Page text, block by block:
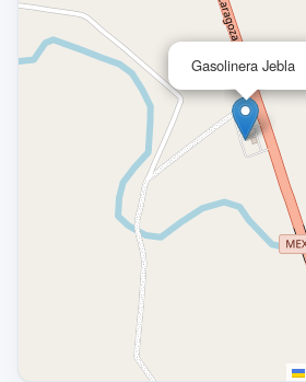
Gasolinera Jebla